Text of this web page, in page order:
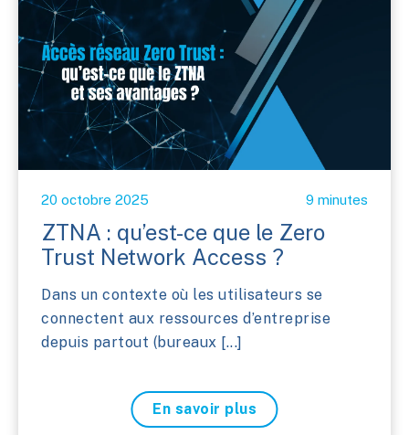
20 octobre 2025 9 minutes
ZTNA : qu’est-ce que le Zero
Trust Network Access ?
Dans un contexte où les utilisateurs se
connectent aux ressources d’entreprise
depuis partout (bureaux [...]
En savoir plus